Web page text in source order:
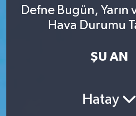
Defne Bugün, Yarın
Hava Durumu
ŞU AN
Hatay
Siyaset
Yaşam
Trafik Durumu
Süper Lig Puan Durumu ve